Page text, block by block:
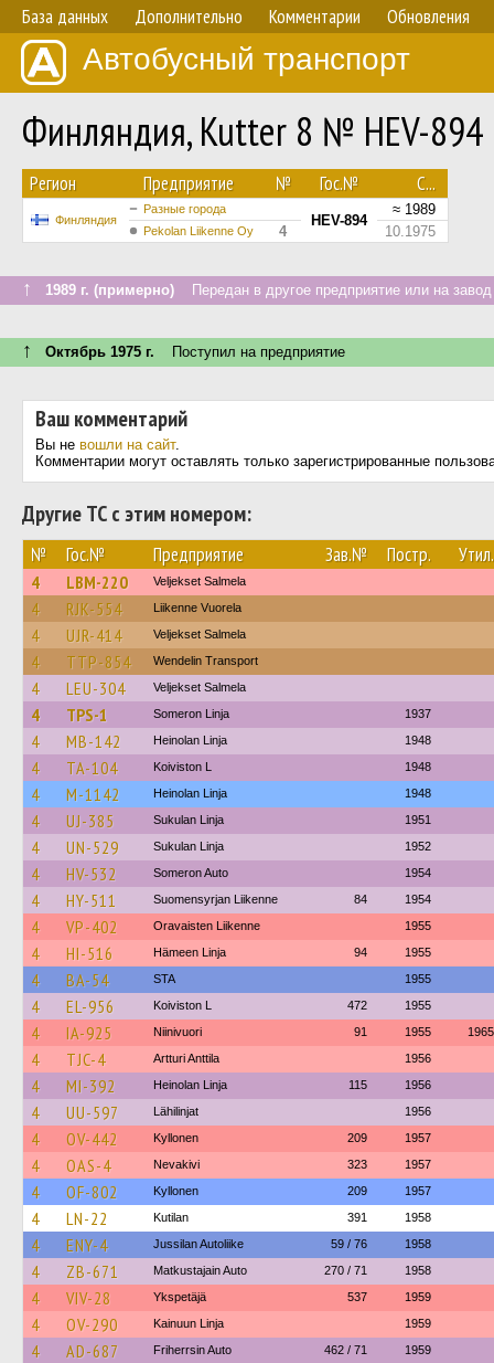
База данных Дополнительно Комментарии Обновления
Автобусный транспорт
Финляндия, Kutter 8 № HEV-894
Регион Предприятие № Гос.№ С...
Финляндия
Разные города
HEV-894
≈ 1989
Pekolan Liikenne Oy 4 10.1975
↑ 1989 г. (примерно) Передан в другое предприятие или на завод
↑ Октябрь 1975 г. Поступил на предприятие
Ваш комментарий
Вы не вошли на сайт.
Комментарии могут оставлять только зарегистрированные
Другие ТС с этим номером:
№ Гос.№ Предприятие Зав.№ Постр. Утил.
4 LBM-220 Veljekset Salmela
4 RJK-554 Liikenne Vuorela
4 UJR-414 Veljekset Salmela
4 TTP-854 Wendelin Transport
4 LEU-304 Veljekset Salmela
4 TPS-1 Someron Linja 1937
4 MB-142 Heinolan Linja 1948
4 TA-104 Koiviston L 1948
4 M-1142 Heinolan Linja 1948
4 UJ-385 Sukulan Linja 1951
4 UN-529 Sukulan Linja 1952
4 HV-532 Someron Auto 1954
4 HY-511 Suomensyrjan Liikenne 84 1954
4 VP-402 Oravaisten Liikenne 1955
4 HI-516 Hämeen Linja 94 1955
4 BA-54 STA 1955
4 EL-956 Koiviston L 472 1955
4 IA-925 Niinivuori 91 1955 1965
4 TJC-4 Artturi Anttila 1956
4 MI-392 Heinolan Linja 115 1956
4 UU-597 Lähilinjat 1956
4 OV-442 Kyllonen 209 1957
4 OAS-4 Nevakivi 323 1957
4 OF-802 Kyllonen 209 1957
4 LN-22 Kutilan 391 1958
4 ENY-4 Jussilan Autoliike 59 / 76 1958
4 ZB-671 Matkustajain Auto 270 / 71 1958
4 VIV-28 Ykspetäjä 537 1959
4 OV-290 Kainuun Linja 1959
4 AD-687 Friherrsin Auto 462 / 71 1959